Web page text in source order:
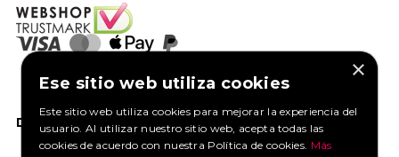
DANOS UN ME GUSTA EN FACEBOOK
×
Ese sitio web utiliza cookies
Este sitio web utiliza cookies para mejorar la experiencia del
usuario. Al utilizar nuestro sitio web, acepta todas las
cookies de acuerdo con nuestra Política de cookies. Más